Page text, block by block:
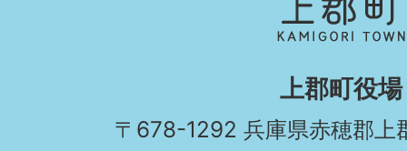
町
KAMIGORI
TOWN
上郡町役場
〒678-1292 兵庫県赤穂郡上